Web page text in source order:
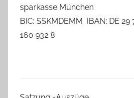
sparkasse München
BIC: SSKMDEMM IBAN: DE
160 932 8